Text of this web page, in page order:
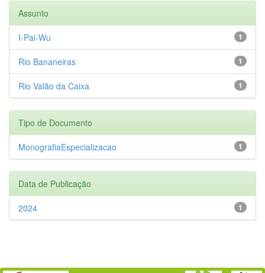
Assunto
1
I-Pai-Wu
1
Rio Bananeiras
1
Rio Valão da Caixa
Tipo de Documento
1
MonografiaEspecializacao
Data de Publicação
1
2024